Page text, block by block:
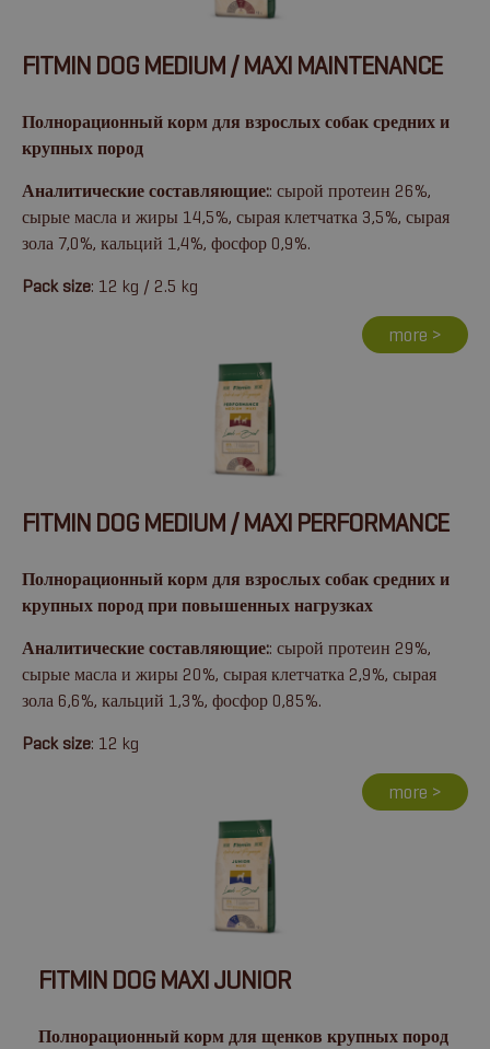
FITMIN DOG MEDIUM / MAXI MAINTENANCE
Полнорационный корм для взрослых собак средних и
крупных пород
Аналитические составляющие:: сырой протеин 26%,
сырые масла и жиры 14,5%, сырая клетчатка 3,5%, сырая
зола 7,0%, кальций 1,4%, фосфор 0,9%.
Pack size: 12 kg / 2.5 kg
more >
FITMIN DOG MEDIUM / MAXI PERFORMANCE
Полнорационный корм для взрослых собак средних и
крупных пород при повышенных нагрузках
Аналитические составляющие:: сырой протеин 29%,
сырые масла и жиры 20%, сырая клетчатка 2,9%, сырая
зола 6,6%, кальций 1,3%, фосфор 0,85%.
Pack size: 12 kg
more >
FITMIN DOG MAXI JUNIOR
Полнорационный корм для щенков крупных пород